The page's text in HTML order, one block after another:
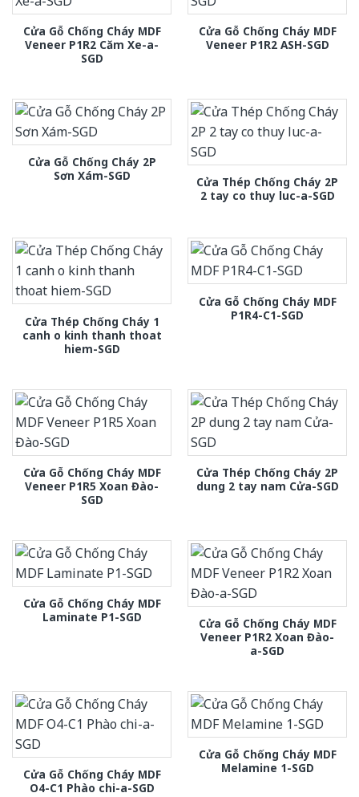
Cửa Gỗ Chống Cháy MDF
Veneer P1R2 Căm Xe-a-
SGD
Cửa Gỗ Chống Cháy MDF
Veneer P1R2 ASH-SGD
Cửa Gỗ Chống Cháy 2P
Sơn Xám-SGD
Cửa Thép Chống Cháy 2P
2 tay co thuy luc-a-SGD
Cửa Thép Chống Cháy 1
canh o kinh thanh thoat
hiem-SGD
Cửa Gỗ Chống Cháy MDF
P1R4-C1-SGD
Cửa Gỗ Chống Cháy MDF
Veneer P1R5 Xoan Đào-
SGD
Cửa Thép Chống Cháy 2P
dung 2 tay nam Cửa-SGD
Cửa Gỗ Chống Cháy MDF
Laminate P1-SGD
Cửa Gỗ Chống Cháy MDF
Veneer P1R2 Xoan Đào-
a-SGD
Cửa Gỗ Chống Cháy MDF
O4-C1 Phào chi-a-SGD
Cửa Gỗ Chống Cháy MDF
Melamine 1-SGD